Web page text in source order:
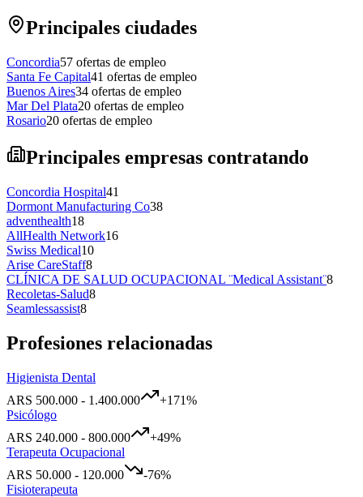
Principales ciudades
Concordia57 ofertas de empleo
Santa Fe Capital41 ofertas de empleo
Buenos Aires34 ofertas de empleo
Mar Del Plata20 ofertas de empleo
Rosario20 ofertas de empleo
Principales empresas contratando
Concordia Hospital41
Dormont Manufacturing Co38
adventhealth18
AllHealth Network16
Swiss Medical10
Arise CareStaff8
CLÍNICA DE SALUD OCUPACIONAL ¨Medical Assistant¨8
Recoletas-Salud8
Seamlessassist8
Profesiones relacionadas
Higienista Dental
ARS 500.000 - 1.400.000 +171%
Psicólogo
ARS 240.000 - 800.000 +49%
Terapeuta Ocupacional
ARS 50.000 - 120.000 -76%
Fisioterapeuta